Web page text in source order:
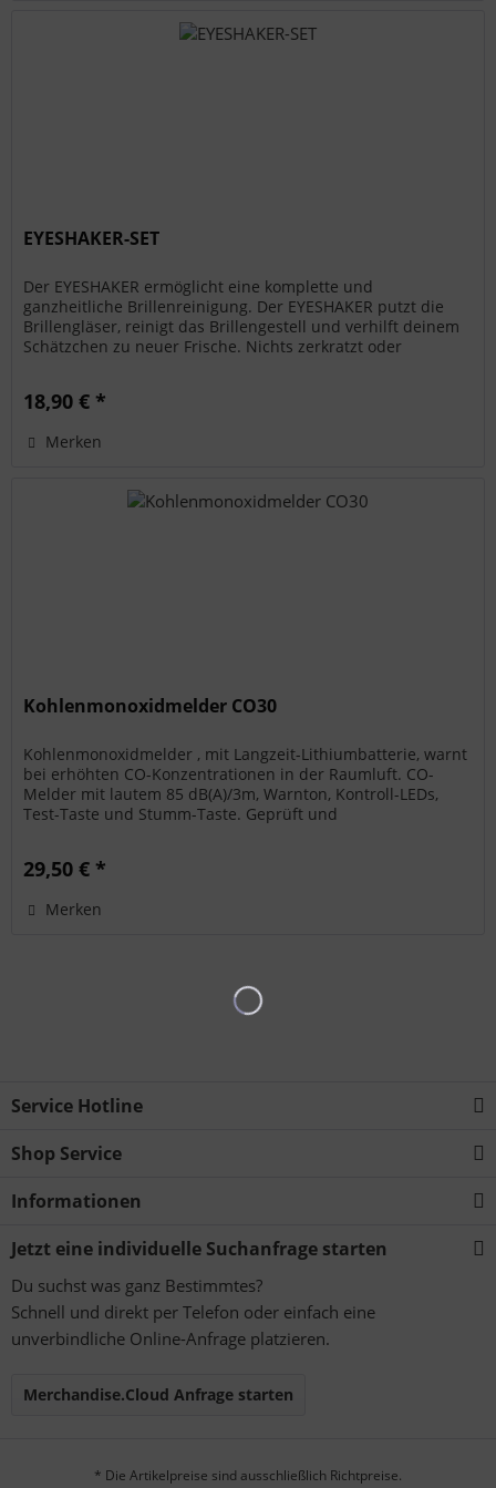
EYESHAKER-SET
Der EYESHAKER ermöglicht eine komplette und
ganzheitliche Brillenreinigung. Der EYESHAKER putzt die
Brillengläser, reinigt das Brillengestell und verhilft deinem
Schätzchen zu neuer Frische. Nichts zerkratzt oder
18,90 € *
Merken
Kohlenmonoxidmelder CO30
Kohlenmonoxidmelder , mit Langzeit-Lithiumbatterie, warnt
bei erhöhten CO-Konzentrationen in der Raumluft. CO-
Melder mit lautem 85 dB(A)/3m, Warnton, Kontroll-LEDs,
Test-Taste und Stumm-Taste. Geprüft und
29,50 € *
Merken
Service Hotline
Shop Service
Informationen
Jetzt eine individuelle Suchanfrage starten
Du suchst was ganz Bestimmtes?
Schnell und direkt per Telefon oder einfach eine
unverbindliche Online-Anfrage platzieren.
Merchandise.Cloud Anfrage starten
* Die Artikelpreise sind ausschließlich Richtpreise.